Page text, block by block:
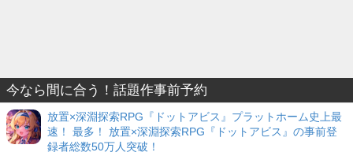
今なら間に合う！話題作事前予約
放置×深淵探索RPG『ドットアビス』プラットホーム史上最
速！ 最多！ 放置×深淵探索RPG『ドットアビス』の事前登
録者総数50万人突破！